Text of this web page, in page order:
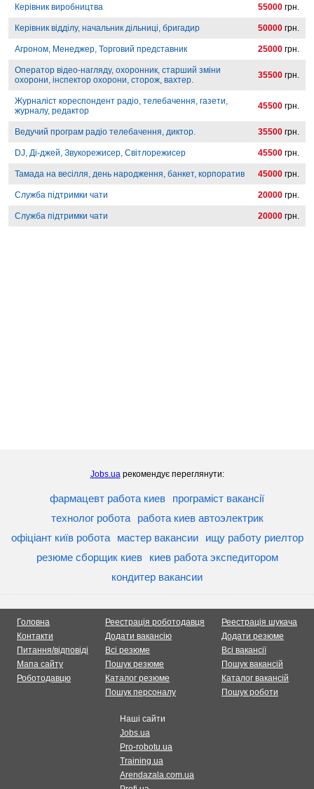
Керівник виробництва 55000 грн.
Керівник відділу, начальник дільниці, бригадир 50000 грн.
Агроном, Менеджер, Торговий представник 25000 грн.
Оператор відео-нагляду, охоронник, старший зміни
охорони, інспектор охорони, сторож, вахтер.
35500 грн.
Журналіст кореспондент радіо, телебачення, газети,
журналу, редактор
45500 грн.
Ведучий програм радіо телебачення, диктор. 35500 грн.
DJ, Ді-джей, Звукорежисер, Світлорежисер 45500 грн.
Тамада на весілля, день народження, банкет, корпоратив 45000 грн.
Служба підтримки чати 20000 грн.
Служба підтримки чати 20000 грн.
Jobs.uaрекомендує переглянути:
фармацевт работа киев
програміст вакансії
технолог робота
работа киев автоэлектрик
офіціант київ робота
мастер вакансии
ищу работу риелтор
резюме сборщик киев
киев работа экспедитором
кондитер вакансии
Головна
Контакти
Питання/відповіді
Мапа сайту
Роботодавцю
Реестрація роботодавця
Додати вакансію
Всі резюме
Пошук резюме
Каталог резюме
Пошук персоналу
Реестрація шукача
Додати резюме
Всі вакансії
Пошук вакансій
Каталог вакансій
Пошук роботи
Наші сайти
Jobs.ua
Pro-robotu.ua
Training.ua
Arendazala.com.ua